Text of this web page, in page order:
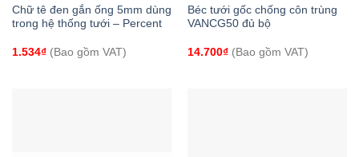
Chữ tê đen gắn ống 5mm dùng
trong hệ thống tưới – Percent
1.534₫(Bao gồm VAT)
Béc tưới gốc chống côn trùng
VANCG50 đủ bộ
14.700₫(Bao gồm VAT)